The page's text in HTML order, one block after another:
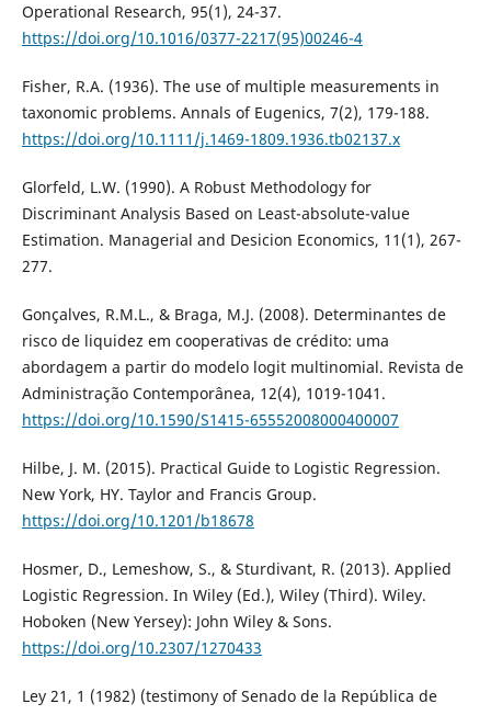
Operational Research, 95(1), 24-37.
https://doi.org/10.1016/0377-2217(95)00246-4
Fisher, R.A. (1936). The use of multiple measurements in
taxonomic problems. Annals of Eugenics, 7(2), 179-188.
https://doi.org/10.1111/j.1469-1809.1936.tb02137.x
Glorfeld, L.W. (1990). A Robust Methodology for
Discriminant Analysis Based on Least-absolute-value
Estimation. Managerial and Desicion Economics, 11(1), 267-
277.
Gonçalves, R.M.L., & Braga, M.J. (2008). Determinantes de
risco de liquidez em cooperativas de crédito: uma
abordagem a partir do modelo logit multinomial. Revista de
Administração Contemporânea, 12(4), 1019-1041.
https://doi.org/10.1590/S1415-65552008000400007
Hilbe, J. M. (2015). Practical Guide to Logistic Regression.
New York, HY. Taylor and Francis Group.
https://doi.org/10.1201/b18678
Hosmer, D., Lemeshow, S., & Sturdivant, R. (2013). Applied
Logistic Regression. In Wiley (Ed.), Wiley (Third). Wiley.
Hoboken (New Yersey): John Wiley & Sons.
https://doi.org/10.2307/1270433
Ley 21, 1 (1982) (testimony of Senado de la República de